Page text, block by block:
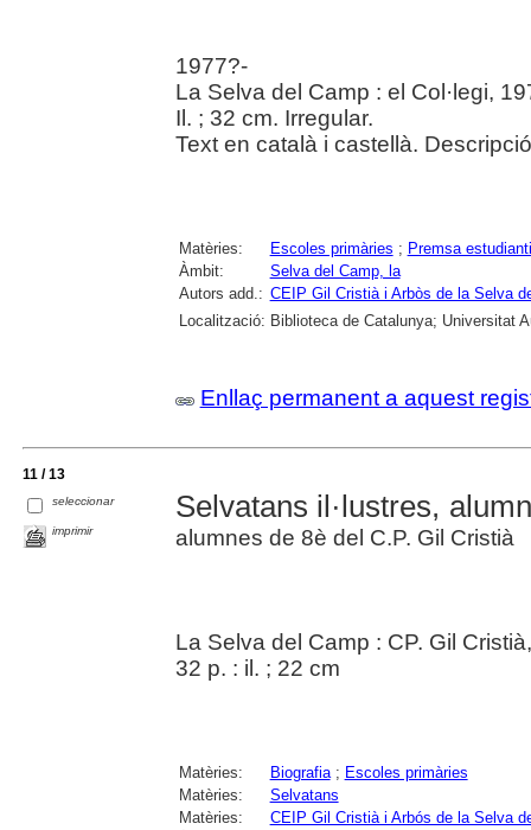
1977?-
La Selva del Camp : el Col·legi,
Il. ; 32 cm. Irregular.
Text en català i castellà.
Matèries: Escoles primàries ; Premsa
Àmbit:
Selva del Camp, la
Autors add.: CEIP Gil Cristià i Arbòs de la Selva
Localització: Biblioteca de Catalunya; Universitat
Enllaç permanent a aquest
11 / 13
seleccionar
imprimir
Selvatans il·lustres,
alumnes de 8è del C.P. Gil Cristià
La Selva del Camp : CP. Gil
32 p. : il. ; 22 cm
Matèries: Biografia; Escoles primàries
Matèries:
Selvatans
Matèries:
CEIP Gil Cristià i Arbós de la Selva